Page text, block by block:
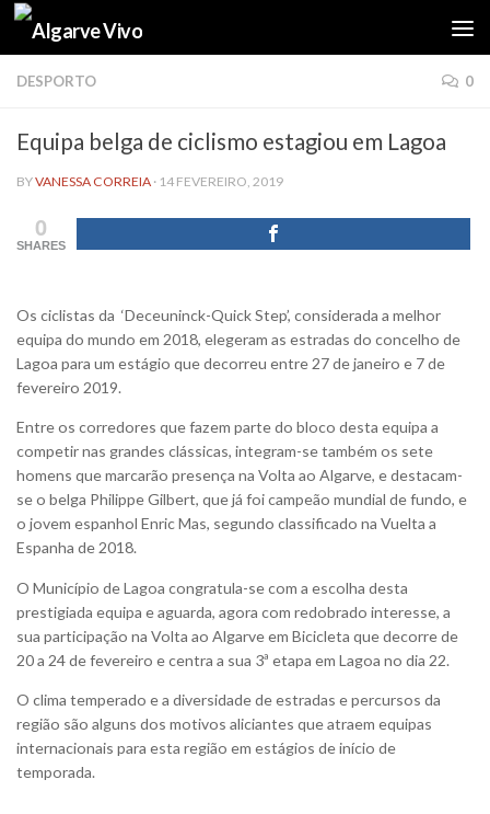
Skip to content
DESPORTO 0
Equipa belga de ciclismo estagiou em Lagoa
BYVANESSA CORREIA · 14 FEVEREIRO, 2019
0
SHARES
Os ciclistas da ‘Deceuninck-Quick Step’, considerada a melhor
equipa do mundo em 2018, elegeram as estradas do concelho de
Lagoa para um estágio que decorreu entre 27 de janeiro e 7 de
fevereiro 2019.
Entre os corredores que fazem parte do bloco desta equipa a
competir nas grandes clássicas, integram-se também os sete
homens que marcarão presença na Volta ao Algarve, e destacam-
se o belga Philippe Gilbert, que já foi campeão mundial de fundo, e
o jovem espanhol Enric Mas, segundo classificado na Vuelta a
Espanha de 2018.
O Município de Lagoa congratula-se com a escolha desta
prestigiada equipa e aguarda, agora com redobrado interesse, a
sua participação na Volta ao Algarve em Bicicleta que decorre de
20 a 24 de fevereiro e centra a sua 3ª etapa em Lagoa no dia 22.
O clima temperado e a diversidade de estradas e percursos da
região são alguns dos motivos aliciantes que atraem equipas
internacionais para esta região em estágios de início de
temporada.